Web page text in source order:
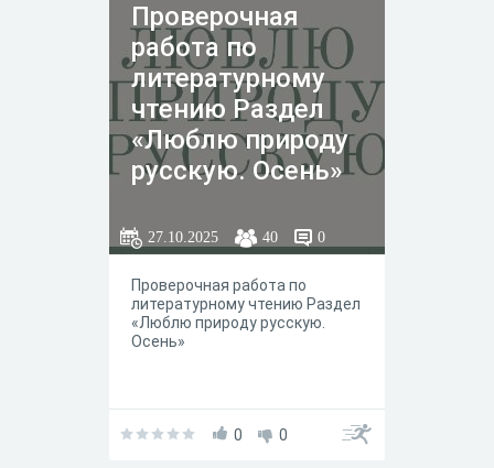
Проверочная
работа по
литературному
чтению Раздел
«Люблю природу
русскую. Осень»
27.10.2025 40 0
Проверочная работа по
литературному чтению Раздел
«Люблю природу русскую.
Осень»
0 0